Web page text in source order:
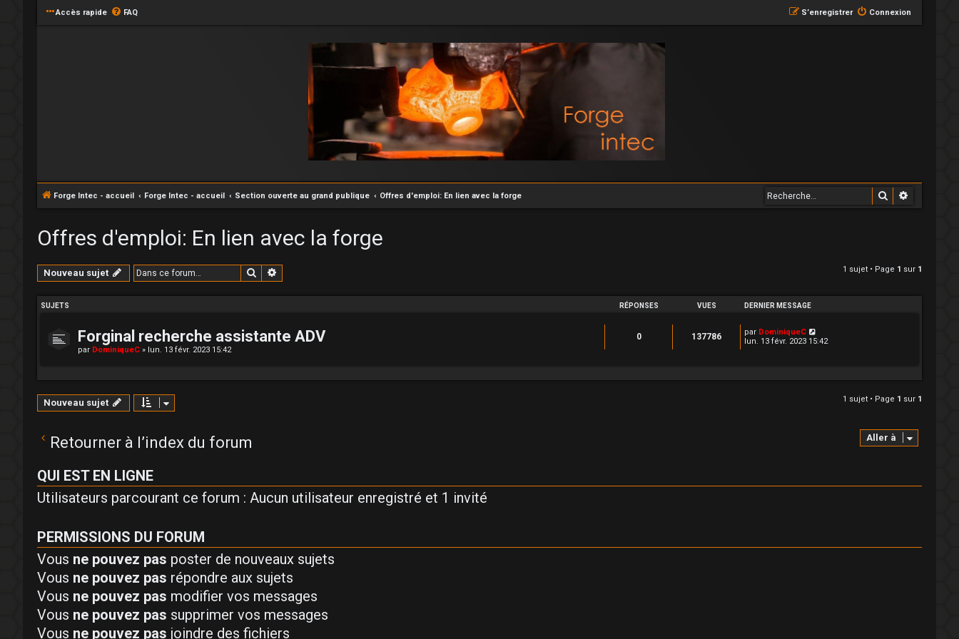
Accès rapide FAQ Connexion
S’enregistrer
Forge Intec - accueil Forge Intec - accueil Section ouverte au grand publique Offres d'emploi: En lien avec la forge Rechercher
Offres d'emploi: En lien avec la forge
Nouveau sujet Rechercher 1 sujet • Page 1 sur 1
SUJETS RÉPONSES VUES DERNIER MESSAGE
Forginal recherche assistante ADV
par DominiqueC » lun. 13 févr. 2023 15:42
0 137786 par DominiqueC
lun. 13 févr. 2023 15:42
Nouveau sujet 1 sujet • Page 1 sur 1
Retourner à l’index du forum Aller à
QUI EST EN LIGNE
Utilisateurs parcourant ce forum : Aucun utilisateur enregistré et 1 invité
PERMISSIONS DU FORUM
Vous ne pouvez pas poster de nouveaux sujets
Vous ne pouvez pas répondre aux sujets
Vous ne pouvez pas modifier vos messages
Vous ne pouvez pas supprimer vos messages
Vous ne pouvez pas joindre des fichiers